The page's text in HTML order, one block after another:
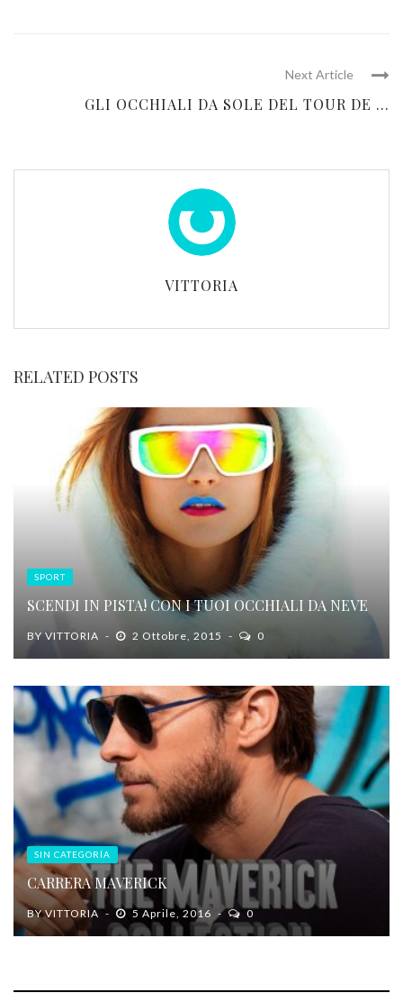
Next Article
GLI OCCHIALI DA SOLE DEL TOUR DE ...
VITTORIA
RELATED POSTS
SPORT
SCENDI IN PISTA! CON I TUOI OCCHIALI DA NEVE
BYVITTORIA 2 Ottobre, 2015 0
SIN CATEGORÍA
CARRERA MAVERICK
BYVITTORIA 5 Aprile, 2016 0